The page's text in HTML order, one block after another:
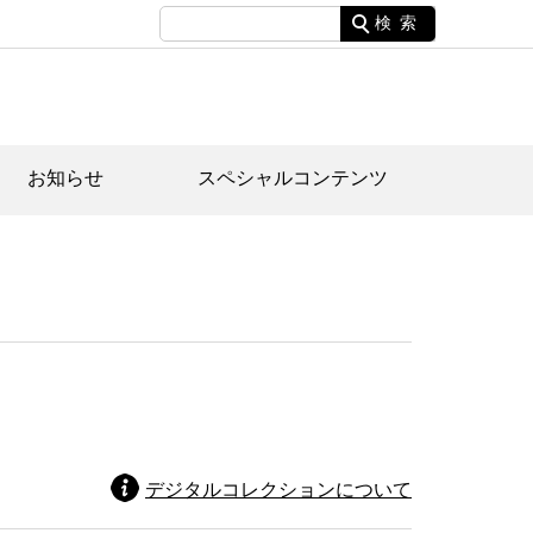
検索
お知らせ スペシャルコンテンツ
デジタルコレクションについて